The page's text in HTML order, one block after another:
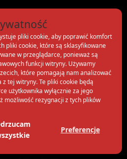
pliki cookie, aby poprawić komfort
pliki cookie, które są sklasyfikowane
w przeglądarce, ponieważ są
funkcji witryny. Używamy
które pomagają nam analizować
tej witryny. Te pliki cookie będą
użytkownika wyłącznie za jego
możliwość rezygnacji z tych plików
Preferencje